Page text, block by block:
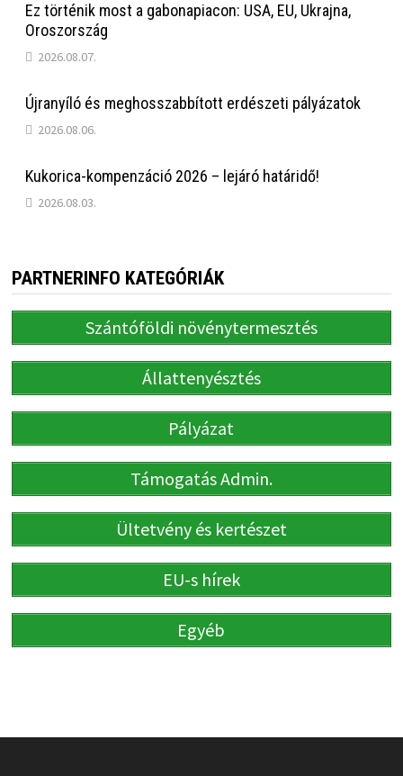
Ez történik most a gabonapiacon: USA, EU, Ukrajna,
Oroszország
2026.08.07.
Újranyíló és meghosszabbított erdészeti pályázatok
2026.08.06.
Kukorica-kompenzáció 2026 – lejáró határidő!
2026.08.03.
PARTNERINFO KATEGÓRIÁK
Szántóföldi növénytermesztés
Állattenyésztés
Pályázat
Támogatás Admin.
Ültetvény és kertészet
EU-s hírek
Egyéb